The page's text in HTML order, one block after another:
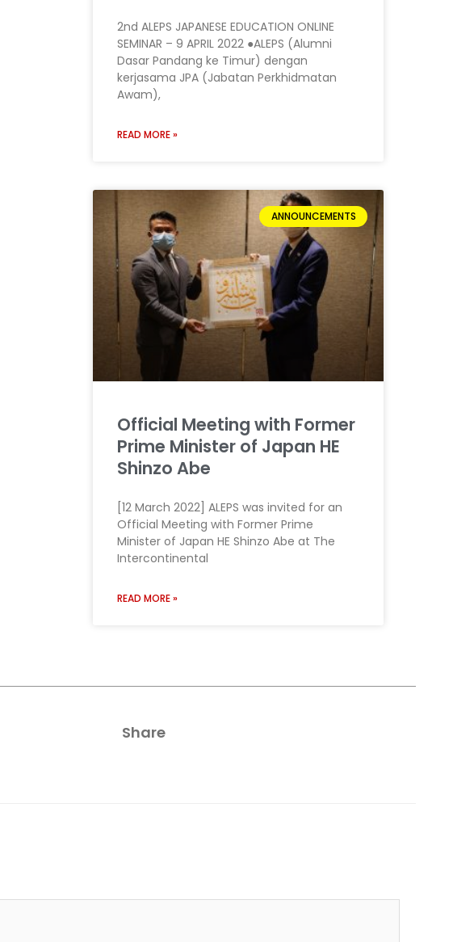
2nd ALEPS JAPANESE EDUCATION ONLINE
SEMINAR – 9 APRIL 2022 ●ALEPS (Alumni
Dasar Pandang ke Timur) dengan
kerjasama JPA (Jabatan Perkhidmatan
Awam),
READ MORE »
ANNOUNCEMENTS
Official Meeting with Former
Prime Minister of Japan HE
Shinzo Abe
[12 March 2022] ALEPS was invited for an
Official Meeting with Former Prime
Minister of Japan HE Shinzo Abe at The
Intercontinental
READ MORE »
Share